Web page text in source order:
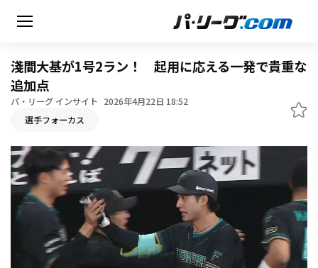
HOME
動画
日程・結果
順位表･成績
淺間大基が1号2ラン！ 起用に応える一発で貴重な
追加点
パ・リーグ インサイト 2026年4月22日 18:52
選手フォーカス